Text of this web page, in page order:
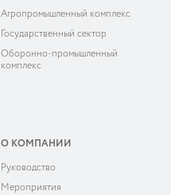
Агропромышленный комплекс
Государственный сектор
Оборонно-промышленный
комплекс
О КОМПАНИИ
Руководство
Мероприятия